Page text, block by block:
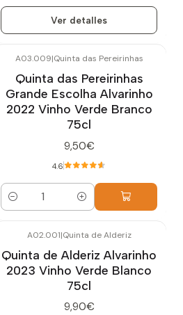
Ver detalles
A03.009|Quinta das Pereirinhas
Quinta das Pereirinhas
Grande Escolha Alvarinho
2022 Vinho Verde Branco
75cl
9,50€
4.6
Cantidad
A02.001|Quinta de Alderiz
Quinta de Alderiz Alvarinho
2023 Vinho Verde Blanco
75cl
9,90€